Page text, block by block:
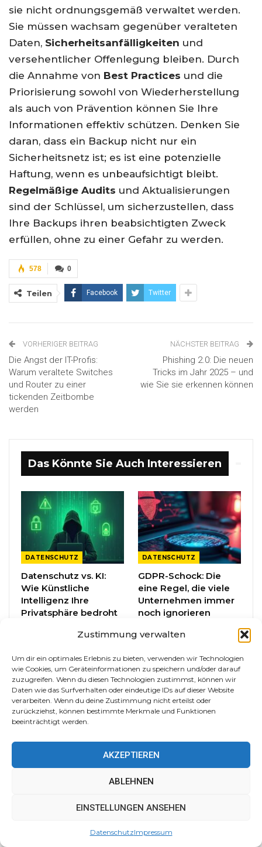
Zustimmung verwalten
Um dir ein optimales Erlebnis zu bieten, verwenden wir Technologien
wie Cookies, um Geräteinformationen zu speichern und/oder darauf
zuzugreifen. Wenn du diesen Technologien zustimmst, können wir
Daten wie das Surfverhalten oder eindeutige IDs auf dieser Website
verarbeiten. Wenn du deine Zustimmung nicht erteilst oder
zurückziehst, können bestimmte Merkmale und Funktionen
beeinträchtigt werden.
AKZEPTIEREN
ABLEHNEN
EINSTELLUNGEN ANSEHEN
DatenschutzImpressum
sie nicht ordnungsgemäß verwaltet werden.
Sie müssen wachsam gegenüber veralteten
Daten, Sicherheitsanfälligkeiten und
versehentlicher Offenlegung bleiben. Durch
die Annahme von Best Practices und die
Priorisierung sowohl von Wiederherstellung
als auch von Prävention können Sie Ihre
Informationen effektiv schützen. Denken Sie
daran, dass ein Backup nicht nur ein
Sicherheitsnetz ist; es ist eine potenzielle
Haftung, wenn es unbeaufsichtigt bleibt.
Regelmäßige Audits und Aktualisierungen
sind der Schlüssel, um sicherzustellen, dass
Ihre Backups ihren beabsichtigten Zweck
erfüllen, ohne zu einer Gefahr zu werden.
0
578
Teilen Facebook Twitter
VORHERIGER BEITRAG
Die Angst der IT-Profis:
Warum veraltete Switches
und Router zu einer
tickenden Zeitbombe
werden
NÄCHSTER BEITRAG
Phishing 2.0: Die neuen
Tricks im Jahr 2025 – und
wie Sie sie erkennen können
Das Könnte Sie Auch Interessieren
DATENSCHUTZ
Datenschutz vs. KI:
Wie Künstliche
Intelligenz Ihre
Privatsphäre bedroht
DATENSCHUTZ
GDPR-Schock: Die
eine Regel, die viele
Unternehmen immer
noch ignorieren
Falsche Sicherheit:
Warum verschlüsselte
DATENSCHUTZ
Passwort-Manager-
Implementierungsplan